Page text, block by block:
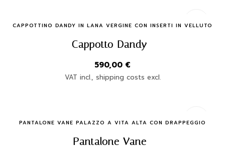
Quick Buy
CAPPOTTINO DANDY IN LANA VERGINE CON INSERTI IN VELLUTO
Cappotto Dandy
590,00 €
VAT incl., shipping costs excl.
Quick Buy
PANTALONE VANE PALAZZO A VITA ALTA CON DRAPPEGGIO
Pantalone Vane